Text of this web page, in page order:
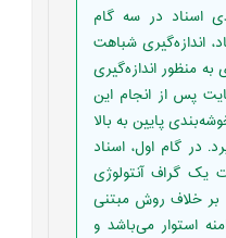
اسناد در سه گام
اندازه‌گیری شباهت
منظور اندازه‌گیری
پس از انجام این
پایین به بالا
در گام اول، اسناد
گراف آنتولوژی
خلاف روش مبتنی
استوار می‌باشد و